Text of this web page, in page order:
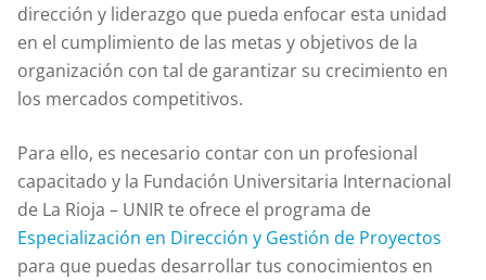
dirección y liderazgo que pueda enfocar esta unidad
en el cumplimiento de las metas y objetivos de la
organización con tal de garantizar su crecimiento en
los mercados competitivos.
Para ello, es necesario contar con un profesional
capacitado y la Fundación Universitaria Internacional
de La Rioja – UNIR te ofrece el programa de
Especialización en Dirección y Gestión de Proyectos
para que puedas desarrollar tus conocimientos en